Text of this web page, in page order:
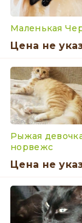
Маленькая
Цена не
Рыжая
норвежс
Цена не